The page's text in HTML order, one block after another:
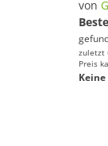
von
zuletzt
Preis